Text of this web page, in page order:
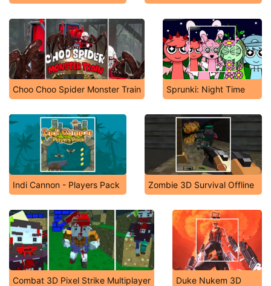
Choo Choo Spider Monster Train Sprunki: Night Time
Indi Cannon - Players Pack Zombie 3D Survival Offline
Combat 3D Pixel Strike Multiplayer Duke Nukem 3D